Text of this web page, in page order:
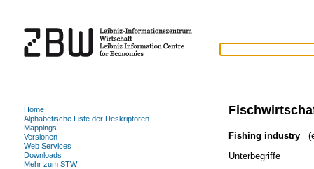
Fishing industry
Unterbegriffe
Home
Alphabetische Liste der Deskriptoren
Mappings
Versionen
Web Services
Downloads
Mehr zum STW